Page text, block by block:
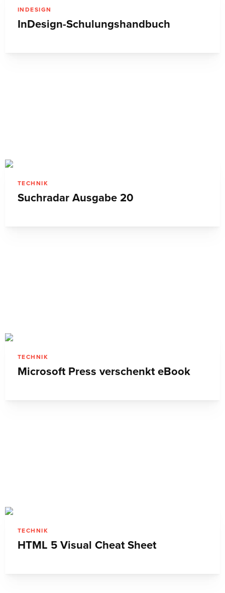
INDESIGN
InDesign-Schulungshandbuch
TECHNIK
Suchradar Ausgabe 20
TECHNIK
Microsoft Press verschenkt eBook
TECHNIK
HTML 5 Visual Cheat Sheet